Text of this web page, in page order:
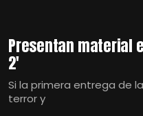
Presentan material
2'
Si la primera entrega de
terror y